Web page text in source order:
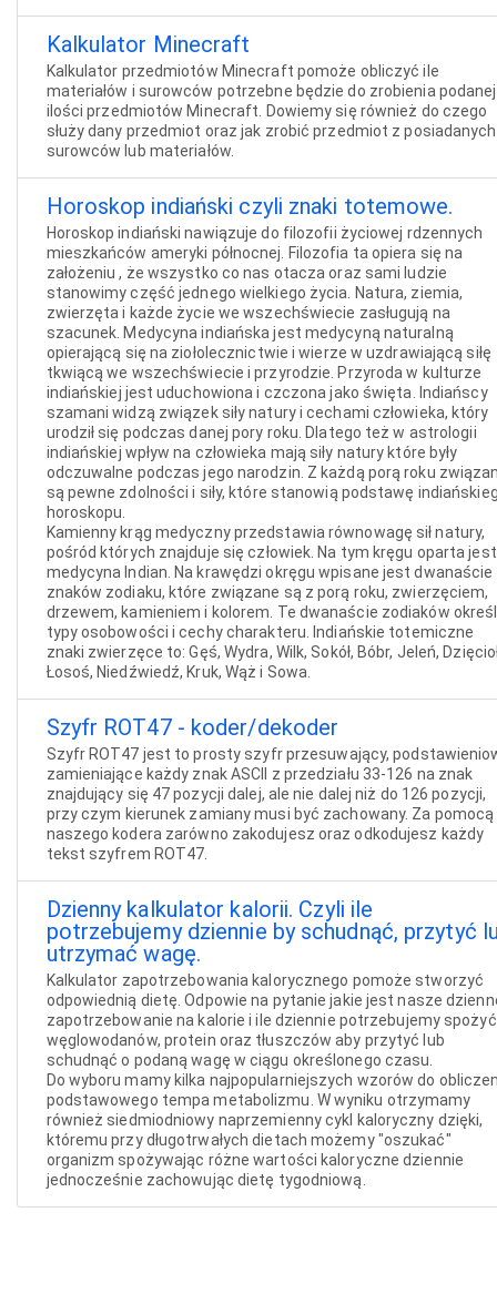
Kalkulator Minecraft
Kalkulator przedmiotów Minecraft pomoże obliczyć ile
materiałów i surowców potrzebne będzie do zrobienia podanej
ilości przedmiotów Minecraft. Dowiemy się również do czego
służy dany przedmiot oraz jak zrobić przedmiot z posiadanych
surowców lub materiałów.
Horoskop indiański czyli znaki totemowe.
Horoskop indiański nawiązuje do filozofii życiowej rdzennych
mieszkańców ameryki północnej. Filozofia ta opiera się na
założeniu , że wszystko co nas otacza oraz sami ludzie
stanowimy część jednego wielkiego życia. Natura, ziemia,
zwierzęta i każde życie we wszechświecie zasługują na
szacunek. Medycyna indiańska jest medycyną naturalną
opierającą się na ziołolecznictwie i wierze w uzdrawiającą siłę
tkwiącą we wszechświecie i przyrodzie. Przyroda w kulturze
indiańskiej jest uduchowiona i czczona jako święta. Indiańscy
szamani widzą związek siły natury i cechami człowieka, który
urodził się podczas danej pory roku. Dlatego też w astrologii
indiańskiej wpływ na człowieka mają siły natury które były
odczuwalne podczas jego narodzin. Z każdą porą roku
są pewne zdolności i siły, które stanowią podstawę
horoskopu.
Kamienny krąg medyczny przedstawia równowagę sił natury,
pośród których znajduje się człowiek. Na tym kręgu oparta jest
medycyna Indian. Na krawędzi okręgu wpisane jest dwanaście
znaków zodiaku, które związane są z porą roku, zwierzęciem,
drzewem, kamieniem i kolorem. Te dwanaście zodiaków
typy osobowości i cechy charakteru. Indiańskie totemiczne
znaki zwierzęce to: Gęś, Wydra, Wilk, Sokół, Bóbr, Jeleń,
Łosoś, Niedźwiedź, Kruk, Wąż i Sowa.
Szyfr ROT47 - koder/dekoder
Szyfr ROT47 jest to prosty szyfr przesuwający,
zamieniające każdy znak ASCII z przedziału 33-126 na znak
znajdujący się 47 pozycji dalej, ale nie dalej niż do 126 pozycji,
przy czym kierunek zamiany musi być zachowany. Za pomocą
naszego kodera zarówno zakodujesz oraz odkodujesz każdy
tekst szyfrem ROT47.
Dzienny kalkulator kalorii. Czyli ile
potrzebujemy dziennie by schudnąć, przytyć
utrzymać wagę.
Kalkulator zapotrzebowania kalorycznego pomoże stworzyć
odpowiednią dietę. Odpowie na pytanie jakie jest nasze
zapotrzebowanie na kalorie i ile dziennie potrzebujemy spożyć
węglowodanów, protein oraz tłuszczów aby przytyć lub
schudnąć o podaną wagę w ciągu określonego czasu.
Do wyboru mamy kilka najpopularniejszych wzorów do
podstawowego tempa metabolizmu. W wyniku otrzymamy
również siedmiodniowy naprzemienny cykl kaloryczny dzięki,
któremu przy długotrwałych dietach możemy "oszukać"
organizm spożywając różne wartości kaloryczne dziennie
jednocześnie zachowując dietę tygodniową.